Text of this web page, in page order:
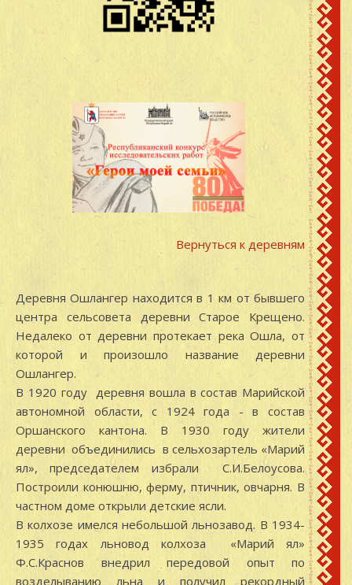
Вернуться к деревням
Деревня Ошлангер находится в 1 км от бывшего
центра сельсовета деревни Старое Крещено.
Недалеко от деревни протекает река Ошла, от
которой и произошло название деревни
Ошлангер.
В 1920 году деревня вошла в состав Марийской
автономной области, с 1924 года - в состав
Оршанского кантона. В 1930 году жители
деревни объединились в сельхозартель «Марий
ял», председателем избрали С.И.Белоусова.
Построили конюшню, ферму, птичник, овчарня. В
частном доме открыли детские ясли.
В колхозе имелся небольшой льнозавод. В 1934-
1935 годах льновод колхоза «Марий ял»
Ф.С.Краснов внедрил передовой опыт по
возделыванию льна и получил рекордный